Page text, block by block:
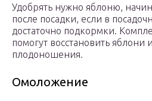
Удобрять нужно яблоню,
после посадки, если в
достаточно подкормки.
помогут восстановить яблони
плодоношения.
Омоложение